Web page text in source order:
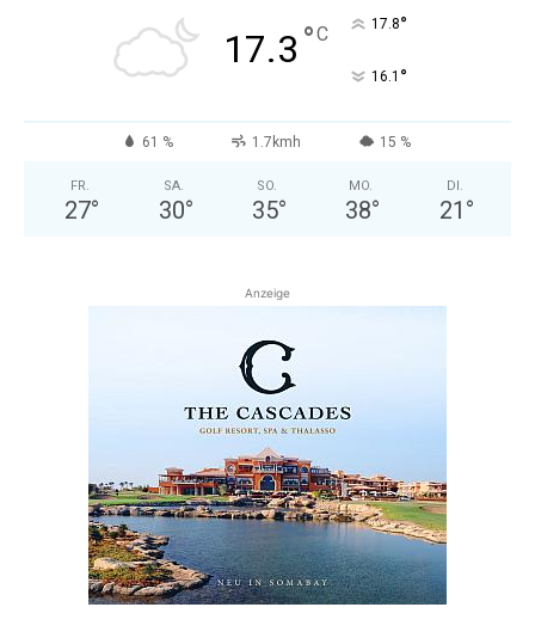
17.3 °C 17.8°
16.1 °
61 % 1.7kmh 15 %
FR.
27°
SA.
30°
SO.
35°
MO.
38°
DI.
21 °
Anzeige